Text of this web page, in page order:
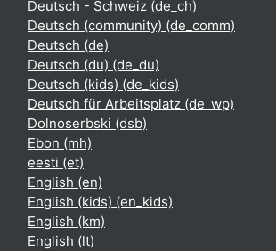
Deutsch - Schweiz ‎(de_ch)‎
Deutsch (community) ‎(de_comm)‎
Deutsch ‎(de)‎
Deutsch (du) ‎(de_du)‎
Deutsch (kids) ‎(de_kids)‎
Deutsch für Arbeitsplatz ‎(de_wp)‎
Dolnoserbski ‎(dsb)‎
Ebon ‎(mh)‎
eesti ‎(et)‎
English ‎(en)‎
English (kids) ‎(en_kids)‎
English ‎(km)‎
English ‎(lt)‎